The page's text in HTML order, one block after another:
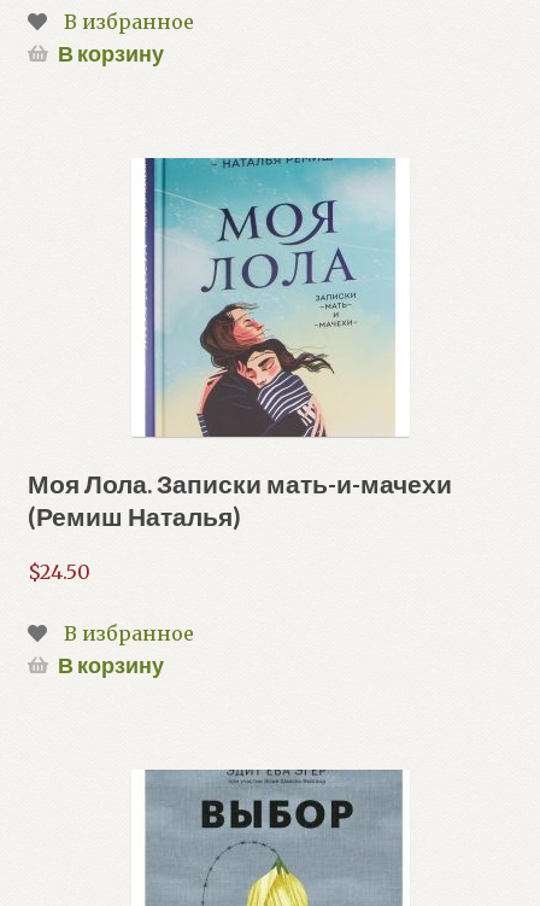
В избранное
В корзину
Моя Лола. Записки мать-и-мачехи
(Ремиш Наталья)
$24.50
В избранное
В корзину